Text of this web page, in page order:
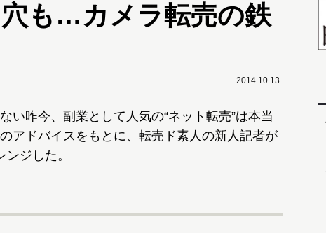
も…カメラ転売の鉄
2014.10.13
い昨今、副業として人気の“ネット転売”は本当
ドバイスをもとに、転売ド素人の新人記者が
ジした。